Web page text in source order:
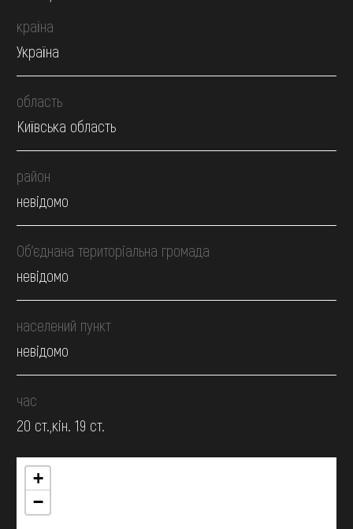
країна
Україна
область
Київська область
район
невідомо
Об’єднана територіальна громада
невідомо
населений пункт
невідомо
час
20 ст.,кін. 19 ст.
+
−